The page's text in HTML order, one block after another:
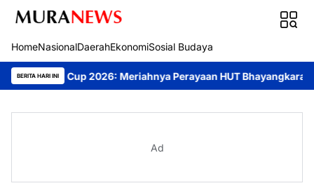
HomeNasionalDaerahEkonomiSosial Budaya
BERITA HARI INIPerayaan HUT Bhayangkara ke-80 di Palangka Raya
Ad